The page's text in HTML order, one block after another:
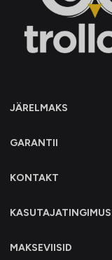
JÄRELMAKS
GARANTII
KONTAKT
MAKSEVIISID